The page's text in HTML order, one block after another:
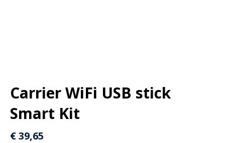
Carrier WiFi USB stick
Smart Kit
€39,65